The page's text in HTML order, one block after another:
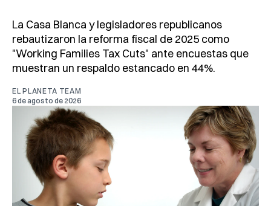
La Casa Blanca y legisladores republicanos
rebautizaron la reforma fiscal de 2025 como
"Working Families Tax Cuts" ante encuestas que
muestran un respaldo estancado en 44%.
EL PLANETA TEAM
6 de agosto de 2026